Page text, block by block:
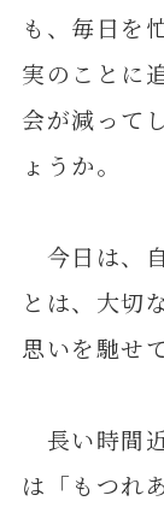
も、毎日を
実のことに
会が減って
ょうか。
今日は、
とは、大切
思いを馳せ
長い時間
は「もつれ